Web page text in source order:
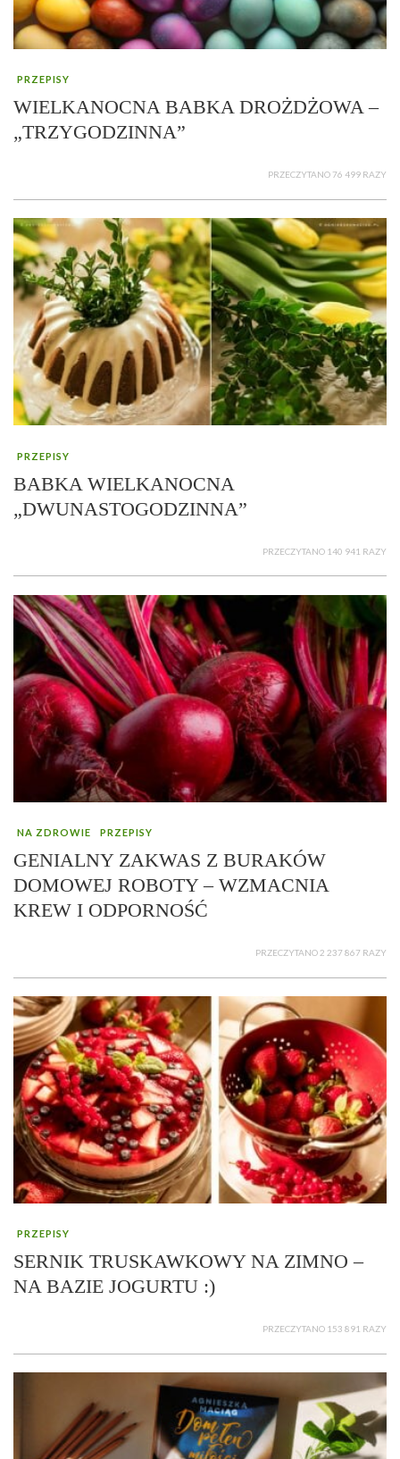
PRZEPISY
WIELKANOCNA BABKA DROŻDŻOWA –
„TRZYGODZINNA”
PRZECZYTANO 76 499 RAZY
PRZEPISY
BABKA WIELKANOCNA
„DWUNASTOGODZINNA”
PRZECZYTANO 140 941 RAZY
NA ZDROWIE PRZEPISY
GENIALNY ZAKWAS Z BURAKÓW
DOMOWEJ ROBOTY – WZMACNIA
KREW I ODPORNOŚĆ
PRZECZYTANO 2 237 867 RAZY
PRZEPISY
SERNIK TRUSKAWKOWY NA ZIMNO –
NA BAZIE JOGURTU :)
PRZECZYTANO 153 891 RAZY